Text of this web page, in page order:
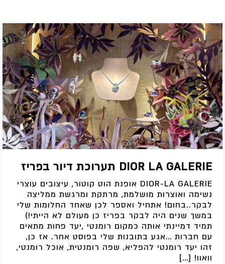
DIOR LA GALERIE תערוכת דיור בפריז
DIOR-LA GALERIE אופנת הוט קוטור, עיצובים עוצרי
נשימה ואוצרות מושלמת, מרתקת ומרגשת ממליצה
לבקר..בחום! אתחיל ואספר לכן שאחד החלומות שלי
במשך שנים היה לבקר בפריז כן מעולם לא הייתי!)
תמיד דמיינתי אותה כמקום רומנטי ,יעד פחות מתאים
עם חברות …אגע בתובנות שלי בפוסט אחר. אז כן,
זהו יעד רומנטי להפליא, שפה רומנטית, אוכל רומנטי,
וואוו! […]